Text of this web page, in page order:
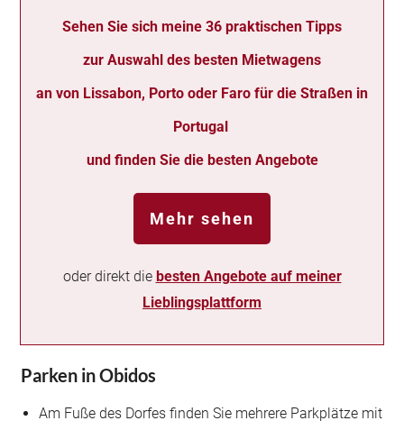
Sehen Sie sich meine 36 praktischen Tipps
zur Auswahl des besten Mietwagens
an von Lissabon, Porto oder Faro für die Straßen in
Portugal
und finden Sie die besten Angebote
Mehr sehen
oder direkt die besten Angebote auf meiner
Lieblingsplattform
Parken in Obidos
Am Fuße des Dorfes finden Sie mehrere Parkplätze mit